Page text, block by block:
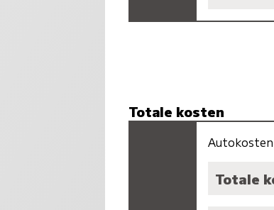
Totale kosten
Autokosten
Totale